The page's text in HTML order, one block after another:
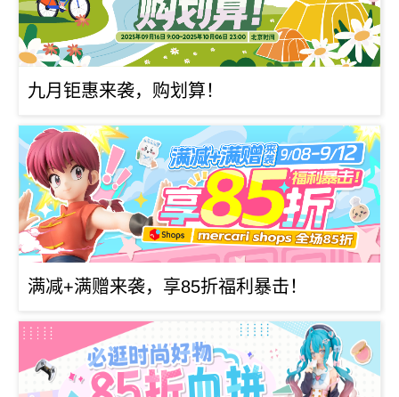
九月钜惠来袭，购划算！
满减+满赠来袭，享85折福利暴击！